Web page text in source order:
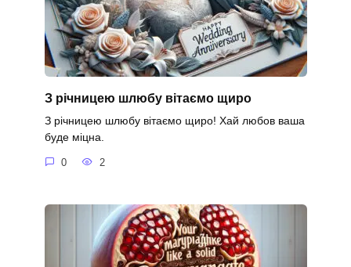
З річницею шлюбу вітаємо щиро
З річницею шлюбу вітаємо щиро! Хай любов ваша
буде міцна.
0 2